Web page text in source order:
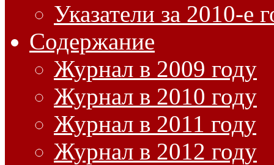
Указатели за 2010-е
Содержание
Журнал в 2009 году
Журнал в 2010 году
Журнал в 2011 году
Журнал в 2012 году